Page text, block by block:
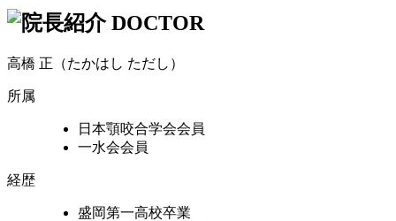
高橋 正（たかはし ただし）
所属
日本顎咬合学会会員
一水会会員
経歴
盛岡第一高校卒業